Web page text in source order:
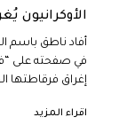
الأوكرانيون
أفاد ناطق باسم
في صفحته على
إغراق فرقاطتها
اقراء المزيد